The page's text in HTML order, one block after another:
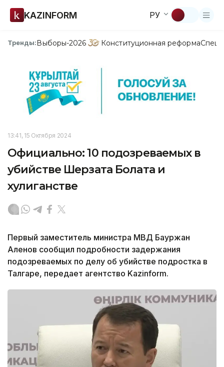
KAZINFORM РУ
Тренды:Выборы-2026 Конституционная реформа
13:41, 15 Октября 2024
Официально: 10 подозреваемых в
убийстве Шерзата Болата и
хулиганстве
Первый заместитель министра МВД Бауржан
Аленов сообщил подробности задержания
подозреваемых по делу об убийстве подростка в
Талгаре, передает агентство Kazinform.